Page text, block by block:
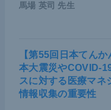
馬場 英司 先生
【第55回日本てん
本大震災やCOVID-
スに対する医療マ
情報収集の重要性